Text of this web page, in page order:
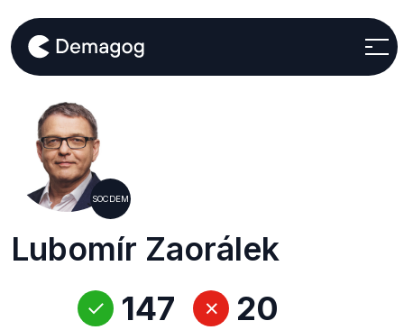
SOCDEM
Lubomír Zaorálek
147
20